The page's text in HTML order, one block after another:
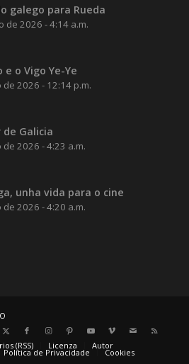
galego para Rueda
de 2026 - 4:14 a.m.
o Vigo Ye-Ye
de 2026 - 12:14 p.m.
Galicia
de 2026 - 4:23 a.m.
unha vida para o cine
de 2026 - 4:20 a.m.
(RSS) Licenza Autor
Política de Privacidade Cookies